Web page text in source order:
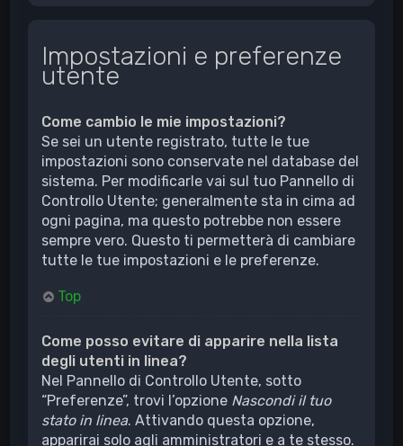
Impostazioni e preferenze
utente
Come cambio le mie impostazioni?
Se sei un utente registrato, tutte le tue
impostazioni sono conservate nel database del
sistema. Per modificarle vai sul tuo Pannello di
Controllo Utente; generalmente sta in cima ad
ogni pagina, ma questo potrebbe non essere
sempre vero. Questo ti permetterà di cambiare
tutte le tue impostazioni e le preferenze.
Top
Come posso evitare di apparire nella lista
degli utenti in linea?
Nel Pannello di Controllo Utente, sotto
“Preferenze”, trovi l’opzione Nascondi il tuo
stato in linea. Attivando questa opzione,
apparirai solo agli amministratori e a te stesso.